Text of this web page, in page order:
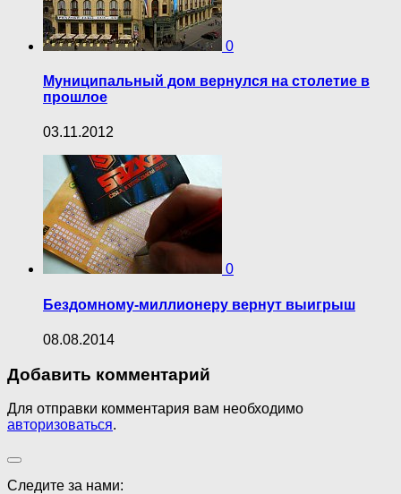
0
Муниципальный дом вернулся на столетие в
прошлое
03.11.2012
0
Бездомному-миллионеру вернут выигрыш
08.08.2014
Добавить комментарий
Для отправки комментария вам необходимо
авторизоваться.
Следите за нами: